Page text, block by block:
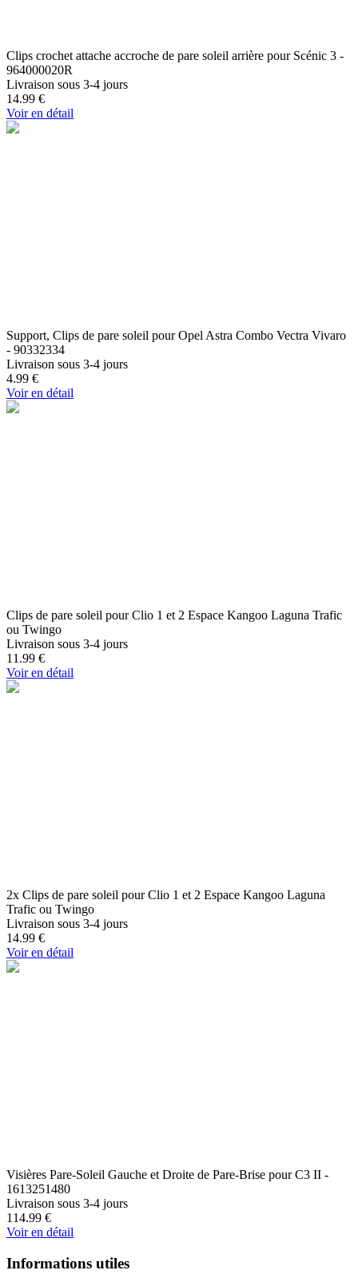
Clips crochet attache accroche de pare soleil arrière pour Scénic 3 -
964000020R
Livraison sous 3-4 jours
14.99 €
Voir en détail
Support, Clips de pare soleil pour Opel Astra Combo Vectra Vivaro
- 90332334
Livraison sous 3-4 jours
4.99 €
Voir en détail
Clips de pare soleil pour Clio 1 et 2 Espace Kangoo Laguna Trafic
ou Twingo
Livraison sous 3-4 jours
11.99 €
Voir en détail
2x Clips de pare soleil pour Clio 1 et 2 Espace Kangoo Laguna
Trafic ou Twingo
Livraison sous 3-4 jours
14.99 €
Voir en détail
Visières Pare-Soleil Gauche et Droite de Pare-Brise pour C3 II -
1613251480
Livraison sous 3-4 jours
114.99 €
Voir en détail
Informations utiles